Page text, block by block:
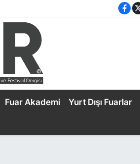
Fuar Akademi Yurt Dışı Fuarlar